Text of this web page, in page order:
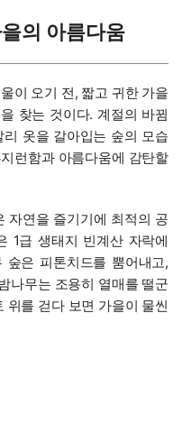
의 아름다움
이 오기 전, 짧고 귀한 가을
찾는 것이다. 계절의 바뀜
옷을 갈아입는 숲의 모습
런함과 아름다움에 감탄할
자연을 즐기기에 최적의 공
1급 생태지 빈계산 자락에
은 피톤치드를 뿜어내고,
나무는 조용히 열매를 떨군
위를 걷다 보면 가을이 물씬